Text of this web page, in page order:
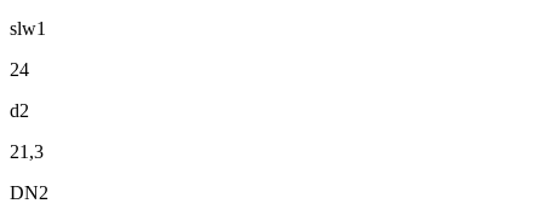
slw1
24
d2
21,3
DN2